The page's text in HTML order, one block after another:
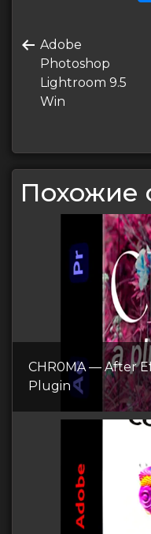
по
записям
Предыдущая
запись
Adobe
Photoshop
Lightroom 9.5
Win
Похожие
CHR0MA — After
Plugin